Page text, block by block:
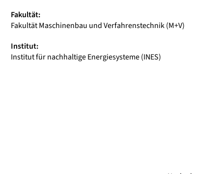
Fakultät:
Fakultät Maschinenbau und Verfahrenstechnik (M+V)
Institut:
Institut für nachhaltige Energiesysteme (INES)